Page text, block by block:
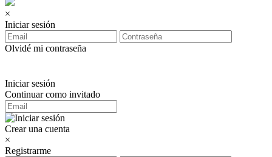
×
Iniciar sesión
Olvidé mi contraseña
Iniciar sesión
Continuar como invitado
Crear una cuenta
×
Registrarme